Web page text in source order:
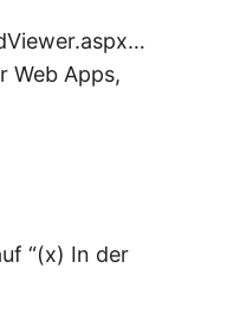
Web Apps,
“(x) In der